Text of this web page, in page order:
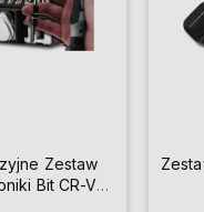
Zestaw
Bit CR-V